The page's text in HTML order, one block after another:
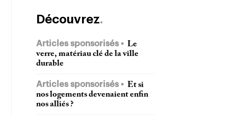
Découvrez
Articles sponsorisés
Le
verre, matériau clé de la ville
durable
Articles sponsorisés
Et si
nos logements devenaient enfin
nos alliés ?